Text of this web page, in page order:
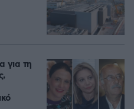
για τη